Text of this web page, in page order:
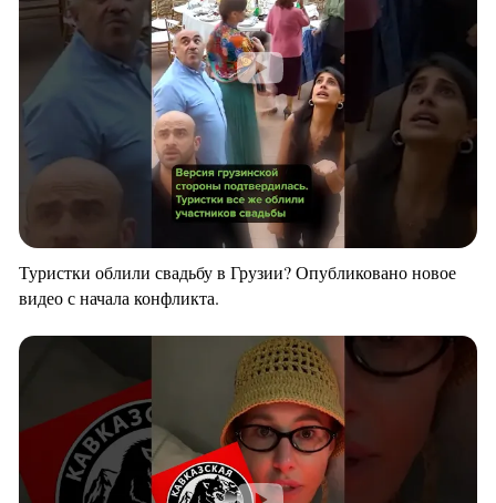
Туристки облили свадьбу в Грузии? Опубликовано новое
видео с начала конфликта.